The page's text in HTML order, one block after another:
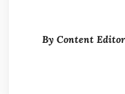
By Content Editor